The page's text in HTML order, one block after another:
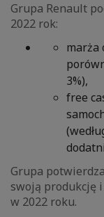
Grupa Renault
2022 rok:
marża
3%),
free
Grupa
swoją produkcję i
w 2022 roku.